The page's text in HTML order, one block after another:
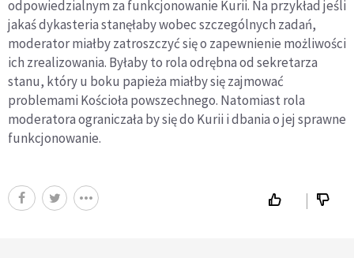
odpowiedzialnym za funkcjonowanie Kurii. Na przykład jeśli
jakaś dykasteria stanęłaby wobec szczególnych zadań,
moderator miałby zatroszczyć się o zapewnienie możliwości
ich zrealizowania. Byłaby to rola odrębna od sekretarza
stanu, który u boku papieża miałby się zajmować
problemami Kościoła powszechnego. Natomiast rola
moderatora ograniczała by się do Kurii i dbania o jej sprawne
funkcjonowanie.